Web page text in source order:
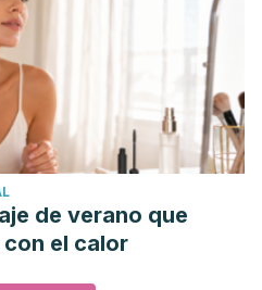
de verano que
el calor